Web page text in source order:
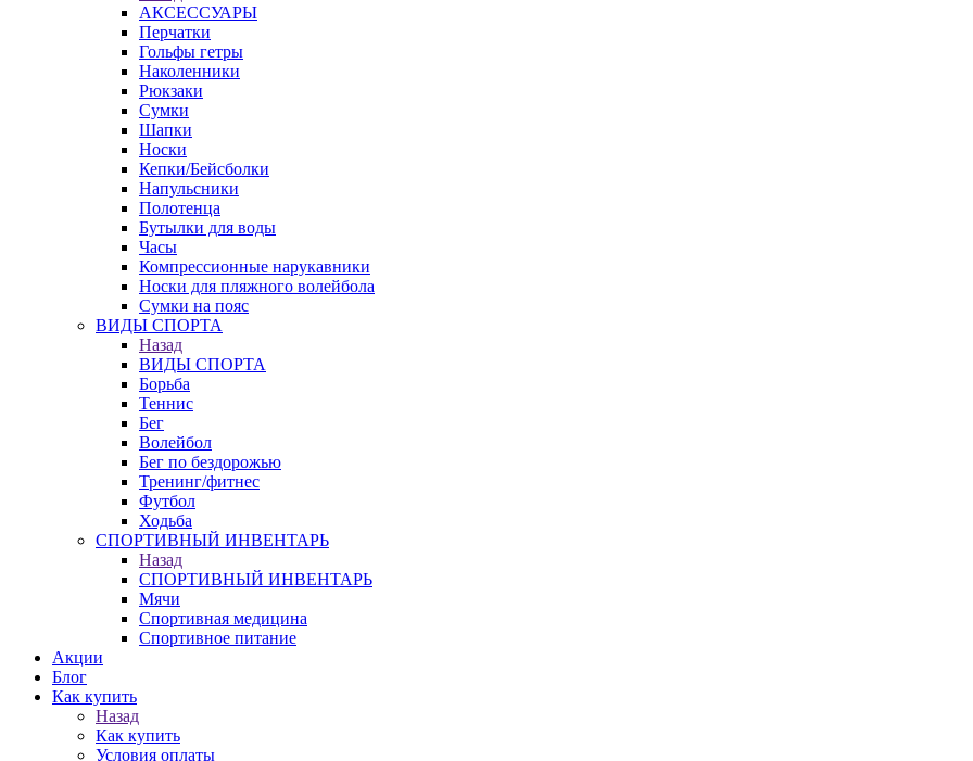
АКСЕССУАРЫ
Перчатки
Гольфы гетры
Наколенники
Рюкзаки
Сумки
Шапки
Носки
Кепки/Бейсболки
Напульсники
Полотенца
Бутылки для воды
Часы
Компрессионные нарукавники
Носки для пляжного волейбола
Сумки на пояс
ВИДЫ СПОРТА
Назад
ВИДЫ СПОРТА
Борьба
Теннис
Бег
Волейбол
Бег по бездорожью
Тренинг/фитнес
Футбол
Ходьба
СПОРТИВНЫЙ ИНВЕНТАРЬ
Назад
СПОРТИВНЫЙ ИНВЕНТАРЬ
Мячи
Спортивная медицина
Спортивное питание
Акции
Блог
Как купить
Назад
Как купить
Условия оплаты